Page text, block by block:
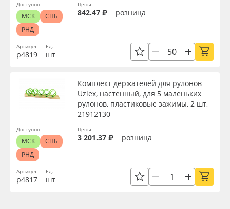
Артикул
р4819
Ед.
шт
Цены
842.47 ₽ розница
Доступно
МСК
СПБ
РНД
Артикул
р4817
Комплект держателей для рулонов
Uzlex, настенный, для 5 маленьких
рулонов, пластиковые зажимы, 2 шт,
21912130
Ед.
шт
Цены
3 201.37 ₽ розница
Доступно
МСК
СПБ
РНД